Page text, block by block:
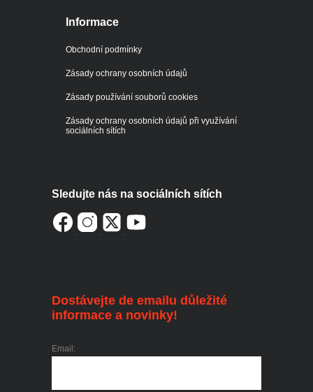
Informace
Obchodní podmínky
Zásady ochrany osobních údajů
Zásady používání souborů cookies
Zásady ochrany osobních údajů při využívání
sociálních sítích
Sledujte nás na sociálních sítích
Dostávejte de emailu důležité
informace a novinky!
Email: